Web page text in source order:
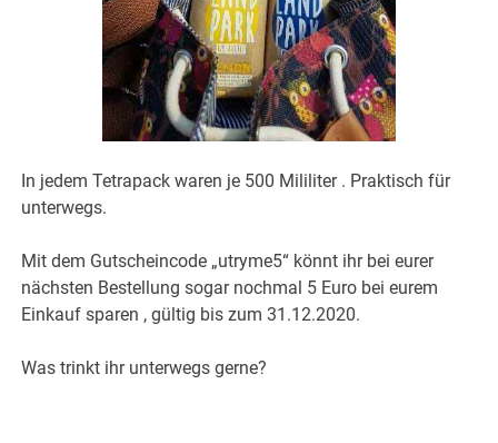
In jedem Tetrapack waren je 500 Mililiter . Praktisch für
unterwegs.
Mit dem Gutscheincode „utryme5“ könnt ihr bei eurer
nächsten Bestellung sogar nochmal 5 Euro bei eurem
Einkauf sparen , gültig bis zum 31.12.2020.
Was trinkt ihr unterwegs gerne?